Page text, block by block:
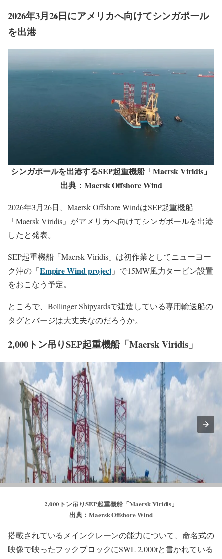
2026年3月26日にアメリカへ向けてシンガポール
を出港
シンガポールを出港するSEP起重機船「Maersk Viridis」
出典：Maersk Offshore Wind
2026年3月26日、Maersk Offshore WindはSEP起重機船
「Maersk Viridis」がアメリカへ向けてシンガポールを出港
したと発表。
SEP起重機船「Maersk Viridis」は初作業としてニューヨー
ク沖の「Empire Wind project」で15MW風力タービン設置
をおこなう予定。
ところで、Bollinger Shipyardsで建造している専用輸送船の
タグとバージは大丈夫なのだろうか。
2,000トン吊りSEP起重機船「Maersk Viridis」
2,000トン吊りSEP起重機船「Maersk Viridis」
出典：Maersk Offshore Wind
搭載されているメインクレーンの能力について、命名式の
映像で映ったフックブロックにSWL 2,000tと書かれている